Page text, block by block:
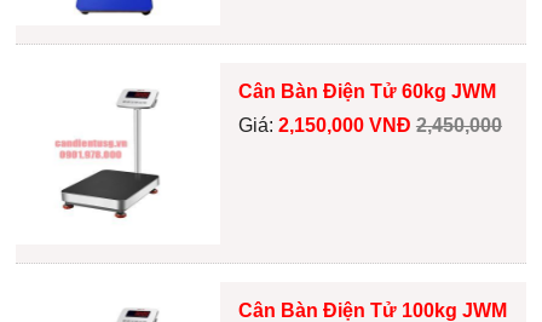
Cân Bàn Điện Tử 60kg JWM
Giá: 2,150,000 VNĐ 2,450,000
Cân Bàn Điện Tử 100kg JWM